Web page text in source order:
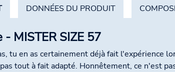
DONNÉES DU PRODUIT
MISTER SIZE 57
tu en as certainement déjà fait l'expérience
tout à fait adapté. Honnêtement, ce n'est